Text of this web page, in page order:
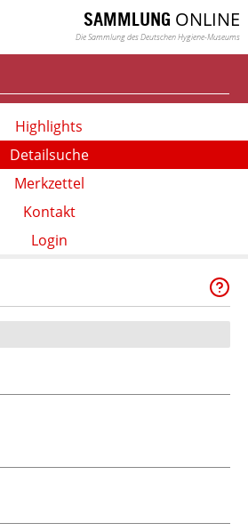
SAMMLUNG ONLINE
Die Sammlung des Deutschen Hygiene-Museums
Highlights
Detailsuche
Merkzettel
Kontakt
Login